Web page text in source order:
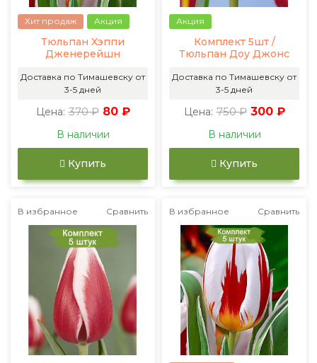
Хит продаж Акция
Тюльпан Хэппи
Дженерейшн
Доставка по Тимашевску от
3-5 дней
Цена: 370 ₽ 80 ₽
В наличии
Купить
Акция
Комплект 5шт /
Тюльпан Доу Джонс
Доставка по Тимашевску от
3-5 дней
Цена: 750 ₽ 300 ₽
В наличии
Купить
В избранное Сравнить В избранное Сравнить